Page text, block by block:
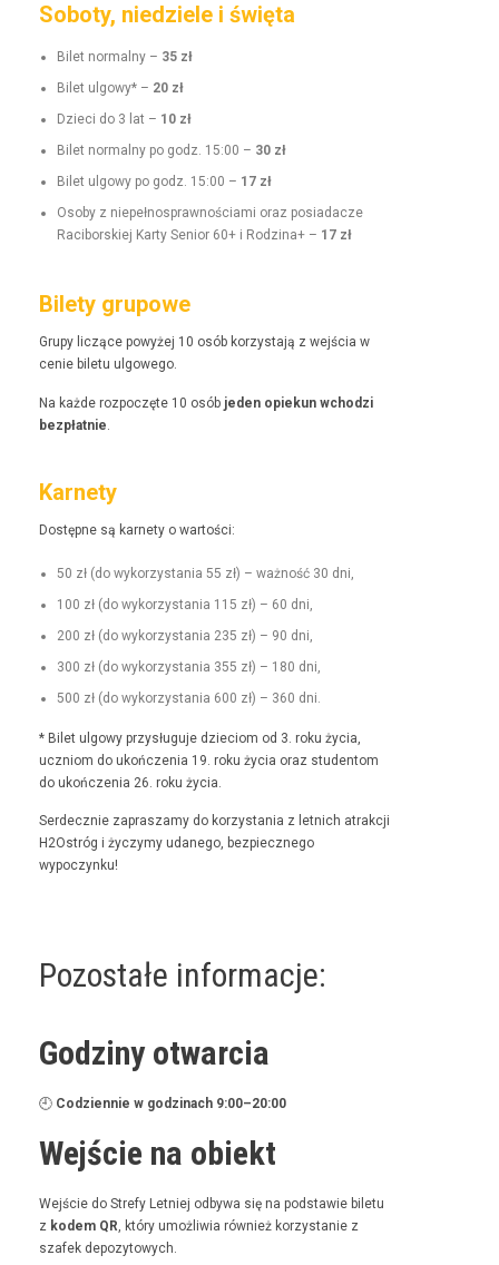
Soboty, niedziele i święta
Bilet nor­mal­ny – 35 zł
Bilet ulgo­wy* – 20 zł
Dzieci do 3 lat – 10 zł
Bilet nor­mal­ny po godz. 15:00 – 30 zł
Bilet ulgo­wy po godz. 15:00 – 17 zł
Oso­by z niepełnosprawnoś­ci­a­mi oraz posi­adacze
Raci­borskiej Kar­ty Senior 60+ i Rodz­i­na+ – 17 zł
Bilety grupowe
Grupy liczące powyżej 10 osób korzys­ta­ją z wejś­cia w
cenie bile­tu ulgowego.
Na każde rozpoczęte 10 osób jeden opiekun wchodzi
bezpłat­nie.
Karnety
Dostęp­ne są kar­ne­ty o wartości:
50 zł (do wyko­rzys­ta­nia 55 zł) – ważność 30 dni,
100 zł (do wyko­rzys­ta­nia 115 zł) – 60 dni,
200 zł (do wyko­rzys­ta­nia 235 zł) – 90 dni,
300 zł (do wyko­rzys­ta­nia 355 zł) – 180 dni,
500 zł (do wyko­rzys­ta­nia 600 zł) – 360 dni.
* Bilet ulgo­wy przysługu­je dzieciom od 3. roku życia,
uczniom do ukończenia 19. roku życia oraz stu­den­tom
do ukończenia 26. roku życia.
Serdecznie zaprasza­my do korzys­ta­nia z let­nich atrakcji
H2Ostróg i życzymy udanego, bez­piecznego
wypoczynku!
Pozostałe informacje:
Godziny otwarcia
🕘 Codzi­en­nie w godz­i­nach 9:00–20:00
Wejście na obiekt
Wejś­cie do Stre­fy Let­niej odby­wa się na pod­staw­ie bile­tu
z kodem QR, który umożli­wia również korzys­tanie z
szafek depozytowych.